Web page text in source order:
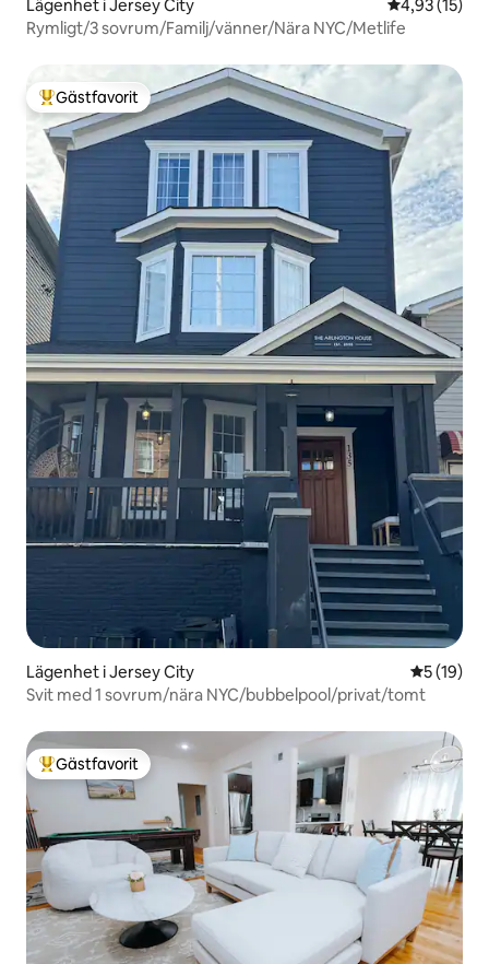
Lägenhet i Jersey City 4,93 av 5 i
4,93 (15)
Rymligt/3 sovrum/Familj/vänner/Nära NYC/Metlife
Populär gästfavorit
Gästfavorit
Lägenhet i Jersey City 5 av 5 i
5 (19)
Svit med 1 sovrum/nära NYC/bubbelpool/privat/tomt
Populär gästfavorit
Gästfavorit